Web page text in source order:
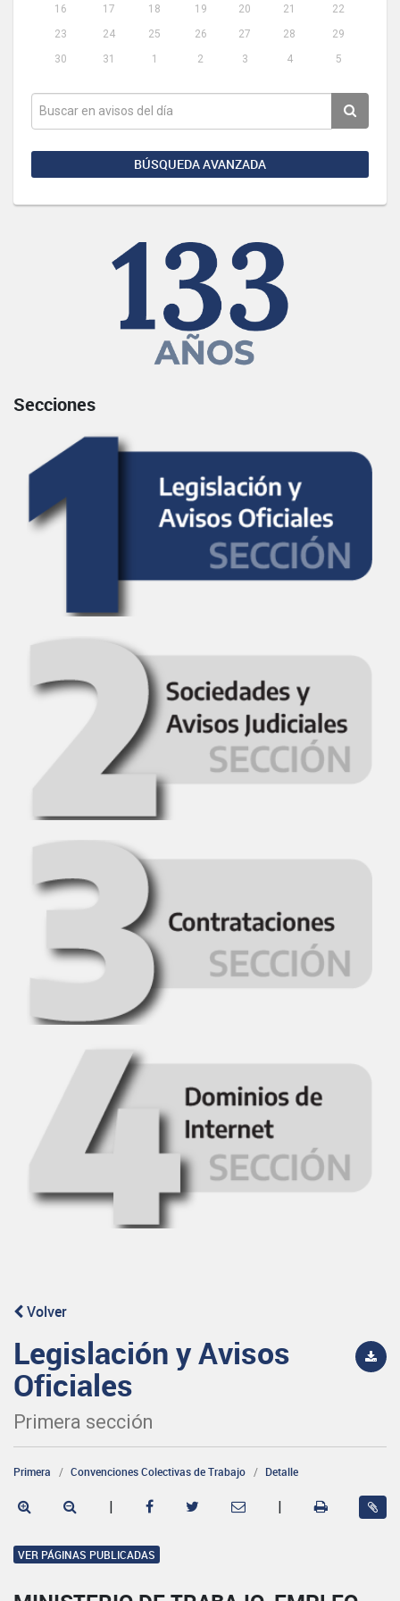
16
17 18 19 20 21
22
23
24 25 26 27 28
29
30
31 1 2 3 4 5
BÚSQUEDA AVANZADA
Secciones
Volver
Legislación y Avisos
Oficiales
Primera sección
Primera Convenciones Colectivas de Trabajo Detalle
| |
VER PÁGINAS PUBLICADAS